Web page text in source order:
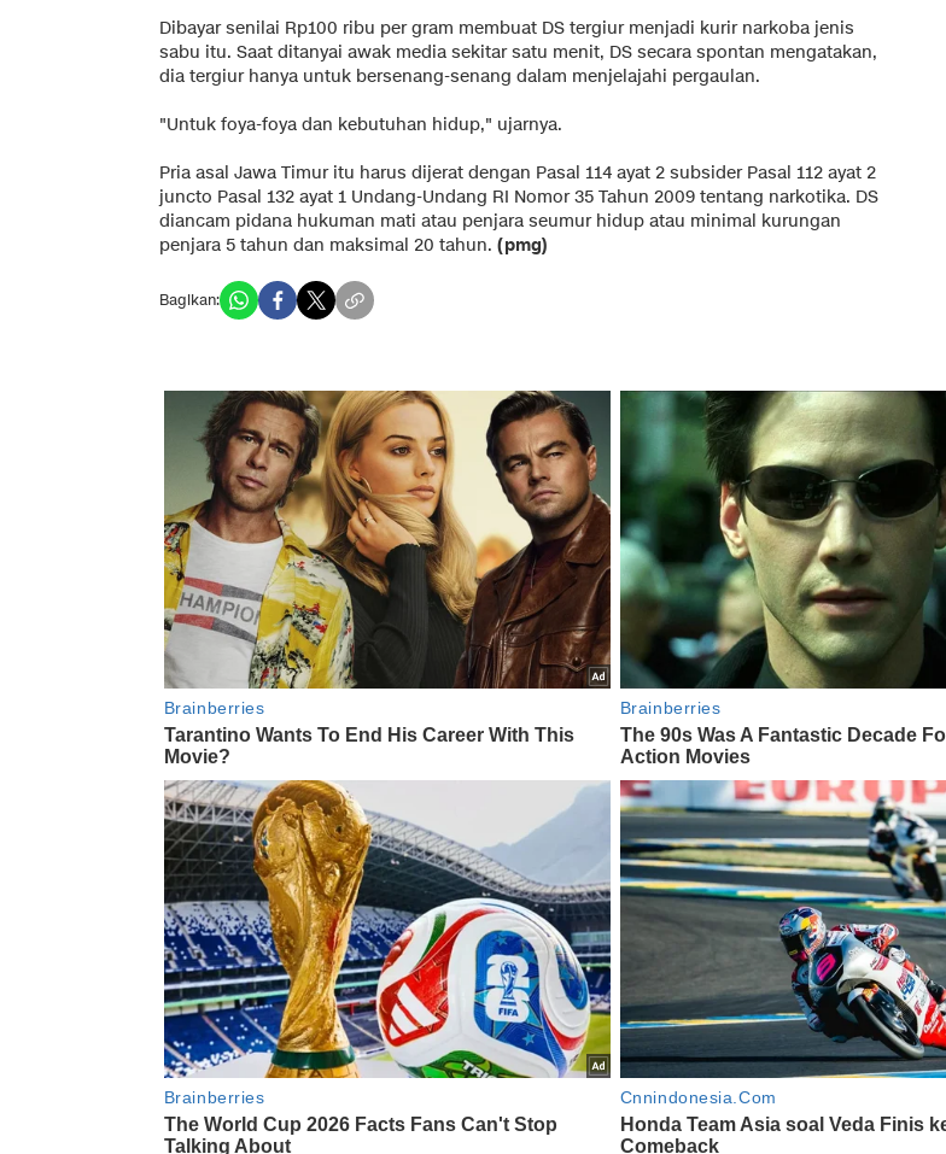
Dibayar senilai Rp100 ribu per gram membuat DS tergiur menjadi kurir narkoba jenis
sabu itu. Saat ditanyai awak media sekitar satu menit, DS secara spontan mengatakan,
dia tergiur hanya untuk bersenang-senang dalam menjelajahi pergaulan.
"Untuk foya-foya dan kebutuhan hidup," ujarnya.
Pria asal Jawa Timur itu harus dijerat dengan Pasal 114 ayat 2 subsider Pasal 112 ayat 2
juncto Pasal 132 ayat 1 Undang-Undang RI Nomor 35 Tahun 2009 tentang narkotika. DS
diancam pidana hukuman mati atau penjara seumur hidup atau minimal kurungan
penjara 5 tahun dan maksimal 20 tahun. (pmg)
Bagikan: